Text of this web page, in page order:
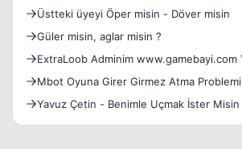
Üstteki üyeyi Öper misin - Döver misin
Güler misin, aglar misin ?
ExtraLoob Adminim www.gamebayi.com Yarışmasının
Cevabı..
Mbot Oyuna Girer Girmez Atma Problemi
Yavuz Çetin - Benimle Uçmak İster Misin